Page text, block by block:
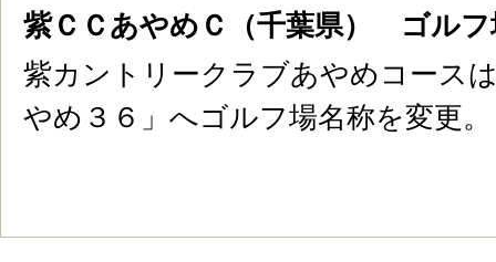
紫ＣＣあやめＣ（千葉県） ゴルフ
紫カントリークラブあやめコース
やめ３６」へゴルフ場名称を変更。